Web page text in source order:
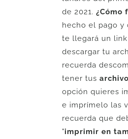
de 2021. ¿Cómo
hecho el pago y
te llegará un
descargar tu
recuerda
tener tus
opción quieres
e imprímelo las
recuerda que
"imprimir en